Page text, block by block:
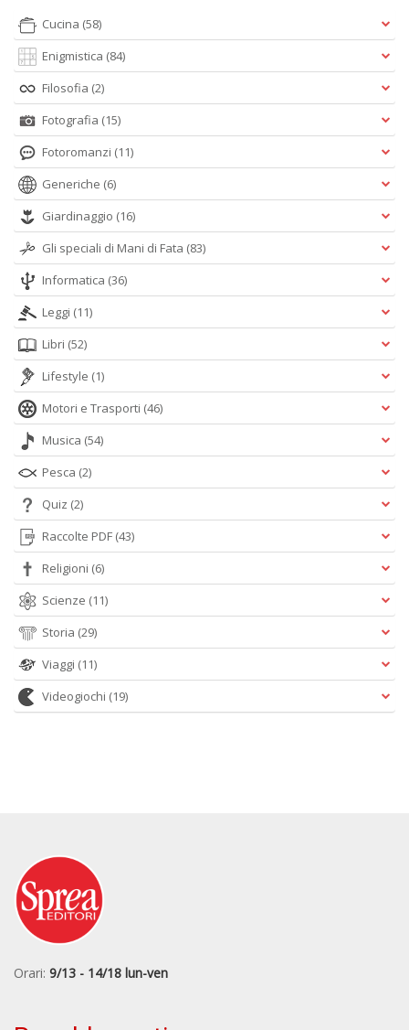
Cucina (58)
Enigmistica (84)
Filosofia (2)
Fotografia (15)
Fotoromanzi (11)
Generiche (6)
Giardinaggio (16)
Gli speciali di Mani di Fata (83)
Informatica (36)
Leggi (11)
Libri (52)
Lifestyle (1)
Motori e Trasporti (46)
Musica (54)
Pesca (2)
Quiz (2)
Raccolte PDF (43)
Religioni (6)
Scienze (11)
Storia (29)
Viaggi (11)
Videogiochi (19)
Orari: 9/13 - 14/18 lun-ven